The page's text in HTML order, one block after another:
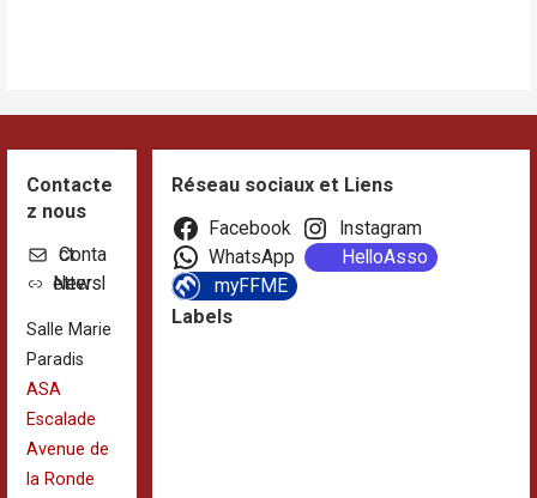
Contacte
z nous
Contact
Newsletter
Salle Marie
Paradis
ASA
Escalade
Avenue de
la Ronde
Réseau sociaux et Liens
Facebook
Instagram
WhatsApp
HelloAsso
myFFME
Labels